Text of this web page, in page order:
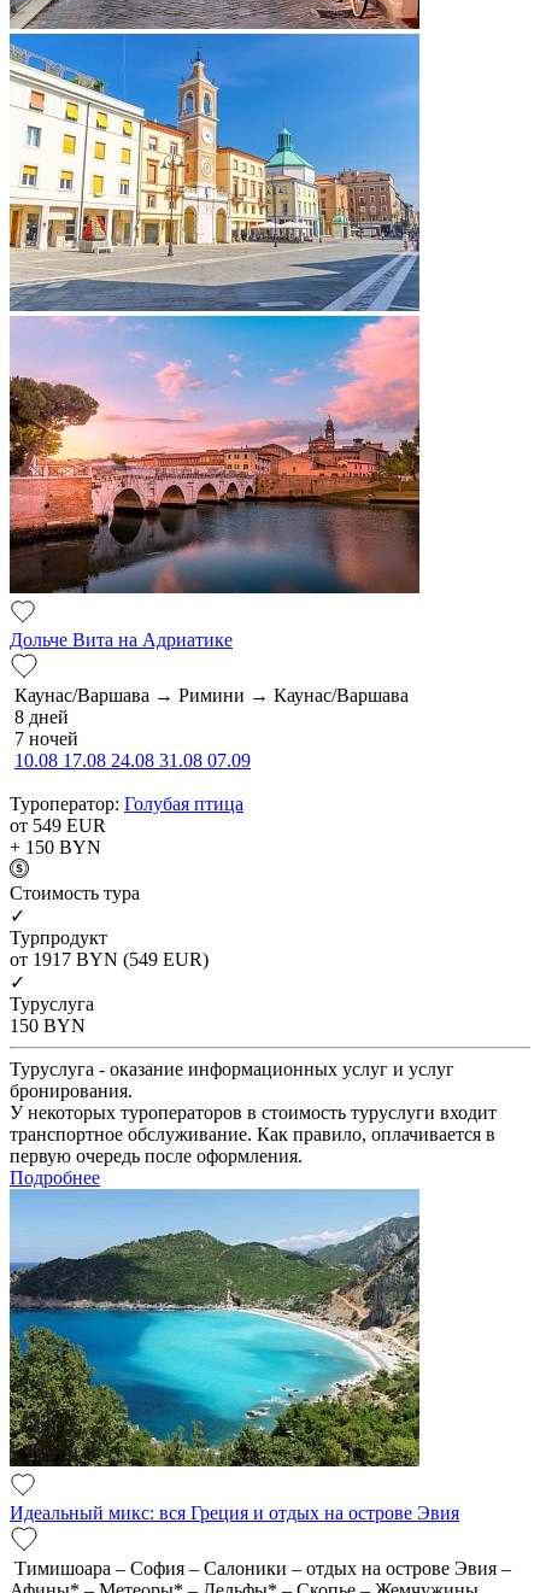
Дольче Вита на Адриатике
Каунас/Варшава → Римини → Каунас/Варшава
8 дней
7 ночей
10.08 17.08 24.08 31.08 07.09
Туроператор: Голубая птица
от 549 EUR
+ 150 BYN
Cтоимость тура
✓
Турпродукт
от 1917 BYN (549 EUR)
✓
Туруслуга
150 BYN
Туруслуга - оказание информационных услуг и услуг
бронирования.
У некоторых туроператоров в стоимость туруслуги входит
транспортное обслуживание. Как правило, оплачивается в
первую очередь после оформления.
Подробнее
Идеальный микс: вся Греция и отдых на острове Эвия
Тимишоара – София – Салоники – отдых на острове Эвия –